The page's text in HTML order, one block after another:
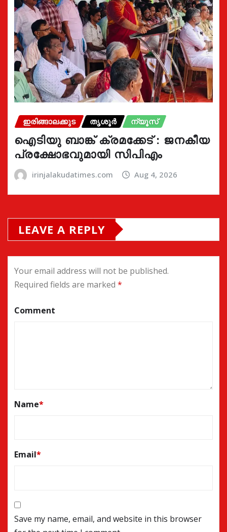
ഇരിങ്ങാലക്കുട തൃശൂർ ന്യൂസ്
ഐടിയു ബാങ്ക് ക്രമക്കേട് : ജനകീയ
പ്രക്ഷോഭവുമായി സിപിഎം
irinjalakudatimes.com Aug 4, 2026
LEAVE A REPLY
Your email address will not be published.
Required fields are marked *
Comment
Name*
Email*
Save my name, email, and website in this browser